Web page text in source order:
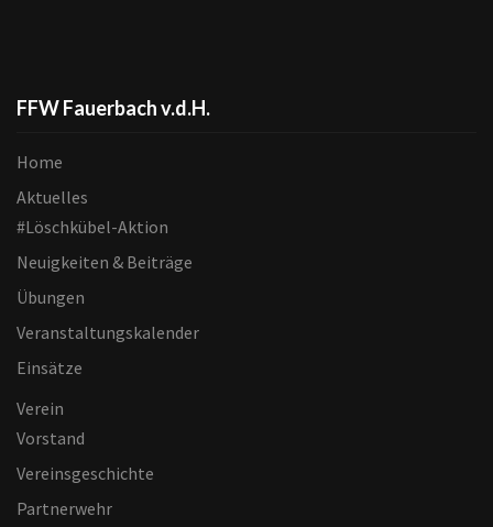
FFW Fauerbach v.d.H.
Home
Aktuelles
#Löschkübel-Aktion
Neuigkeiten & Beiträge
Übungen
Veranstaltungskalender
Einsätze
Verein
Vorstand
Vereinsgeschichte
Partnerwehr